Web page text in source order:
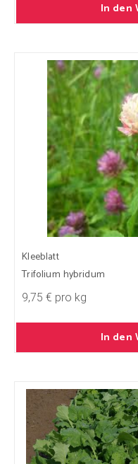
In den
Kleeblatt
Trifolium hybridum
9,75 € pro kg
In den